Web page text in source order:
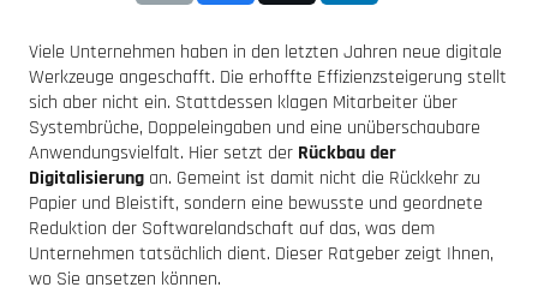
Viele Unternehmen haben in den letzten Jahren neue digitale
Werkzeuge angeschafft. Die erhoffte Effizienzsteigerung stellt
sich aber nicht ein. Stattdessen klagen Mitarbeiter über
Systembrüche, Doppeleingaben und eine unüberschaubare
Anwendungsvielfalt. Hier setzt der Rückbau der
Digitalisierung an. Gemeint ist damit nicht die Rückkehr zu
Papier und Bleistift, sondern eine bewusste und geordnete
Reduktion der Softwarelandschaft auf das, was dem
Unternehmen tatsächlich dient. Dieser Ratgeber zeigt Ihnen,
wo Sie ansetzen können.